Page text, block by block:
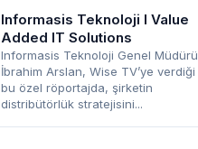
Informasis Teknoloji I Value
Added IT Solutions
Informasis Teknoloji Genel Müdürü
İbrahim Arslan, Wise TV’ye verdiği
bu özel röportajda, şirketin
distribütörlük stratejisini...